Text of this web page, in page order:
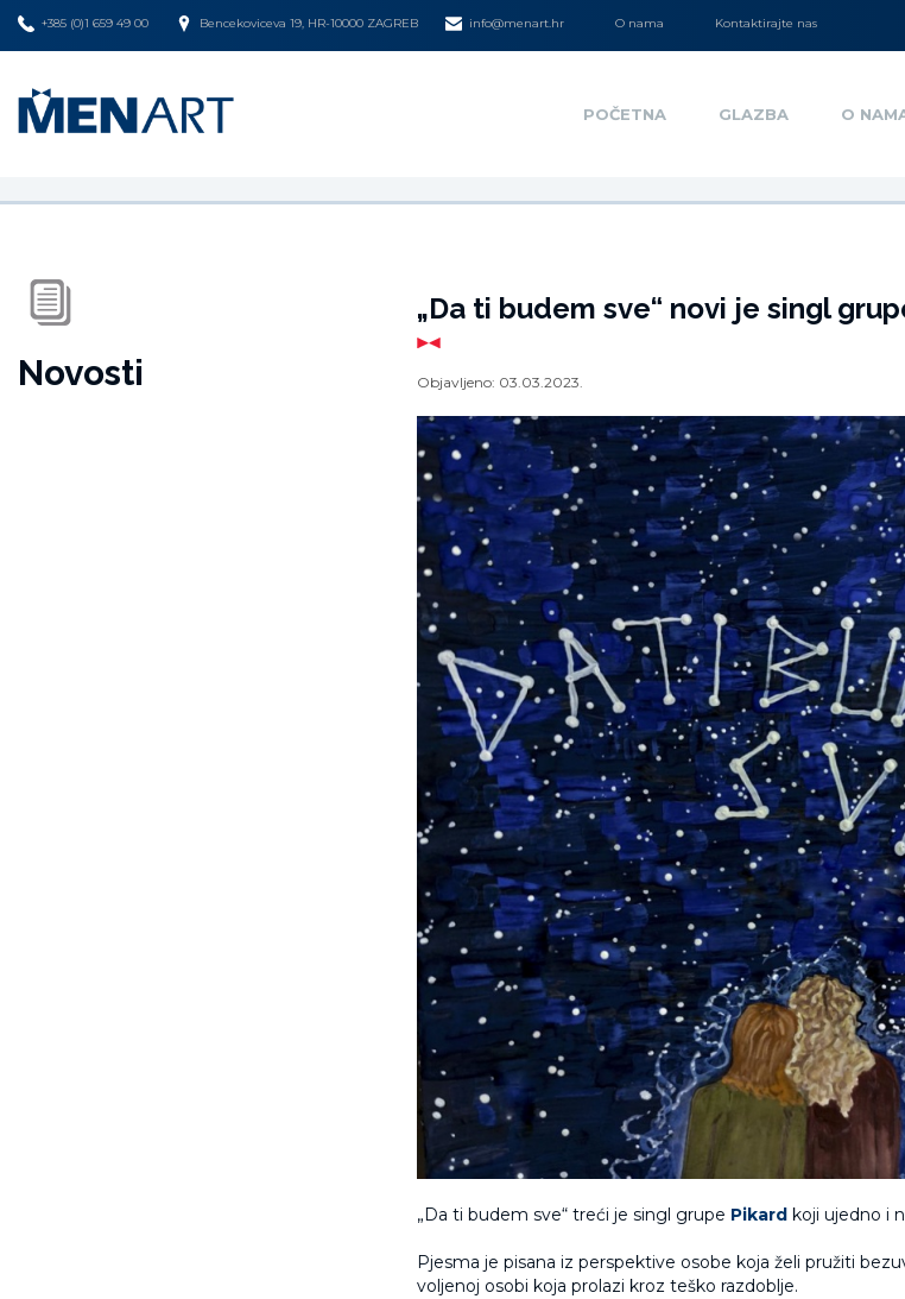
+385 (0)1 659 49 00 Bencekoviceva 19, HR-10000 ZAGREB info@menart.hr O nama Kontaktirajte nas
POČETNA GLAZBA O
Novosti
„Da ti budem sve“ novi je singl
Objavljeno: 03.03.2023.
„Da ti budem sve“ treći je singl grupe Pikard koji ujedno i
Pjesma je pisana iz perspektive osobe koja želi pružiti
voljenoj osobi koja prolazi kroz teško razdoblje.